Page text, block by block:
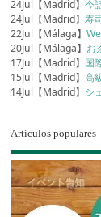
24Jul【Madrid】今
24Jul【Madrid】寿
22Jul【Málaga】
20Jul【Málaga】 お
17Jul【Madrid】 国
15Jul【Madrid】高
14Jul【Madrid】 シ
Artículos populares